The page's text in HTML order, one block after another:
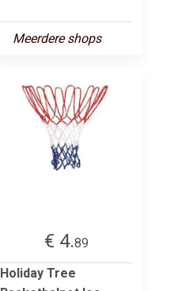
Meerdere shops
€ 4.89
Holiday Tree